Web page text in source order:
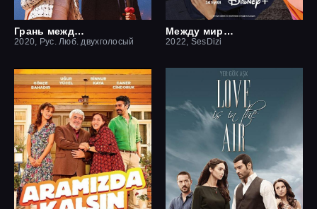
Грань между нами
2020, Рус. Люб. двухголосый
Между миром и мной
2022, SesDizi